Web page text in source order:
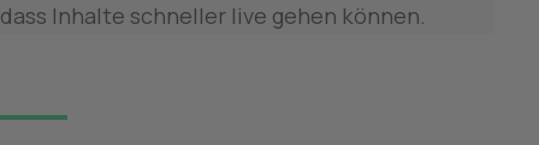
dass Inhalte schneller live gehen können.